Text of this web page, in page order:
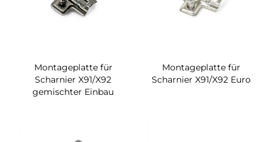
Montageplatte für
Scharnier X91/X92
gemischter Einbau
Montageplatte für
Scharnier X91/X92 Euro